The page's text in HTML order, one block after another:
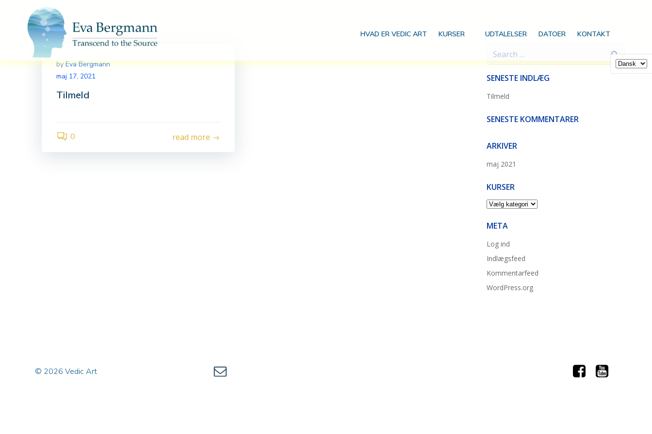
HVAD ER VEDIC ART KURSER UDTALELSER DATOER KONTAKT
byEva Bergmann
maj 17, 2021
Tilmeld
0 read more
Search
for:
SENESTE INDLÆG
Tilmeld
SENESTE KOMMENTARER
ARKIVER
maj 2021
KURSER
Kurser
META
Log ind
Indlægsfeed
Kommentarfeed
WordPress.org
© 2026 Vedic Art